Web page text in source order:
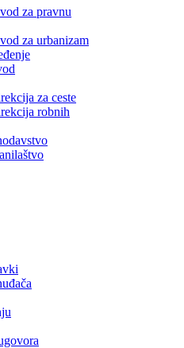
za pravnu
za urbanizam
za ceste
robnih